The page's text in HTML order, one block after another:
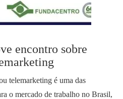
encontro sobre
telemarketing é uma das
o mercado de trabalho no Brasil,